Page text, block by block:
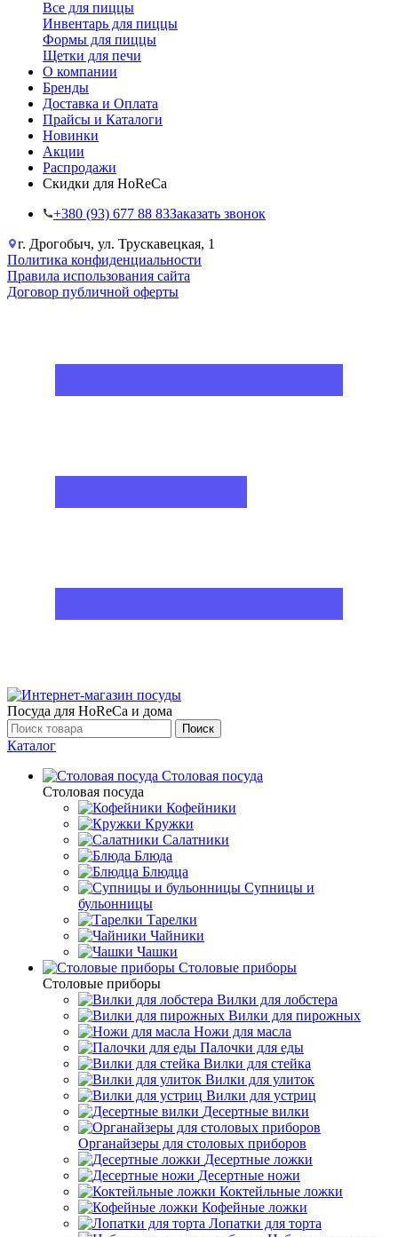
Все для пиццы
Инвентарь для пиццы
Формы для пиццы
Щетки для печи
О компании
Бренды
Доставка и Оплата
Прайсы и Каталоги
Новинки
Акции
Распродажи
Скидки для HoReCa
+38‎0 (93) 677 88 83Заказать звонок
г. Дрогобыч, ул. Трускавецкая, 1
Политика конфиденциальности
Правила использования сайта
Договор публичной оферты
Посуда для HoReCa и дома
Поиск
Каталог
Столовая посуда
Столовая посуда
Кофейники
Кружки
Салатники
Блюда
Блюдца
Супницы и
бульонницы
Тарелки
Чайники
Чашки
Cтоловые приборы
Cтоловые приборы
Вилки для лобстера
Вилки для пирожных
Ножи для масла
Палочки для еды
Вилки для стейка
Вилки для улиток
Вилки для устриц
Десертные вилки
Органайзеры для столовых приборов
Десертные ложки
Десертные ножи
Коктейльные ложки
Кофейные ложки
Лопатки для торта